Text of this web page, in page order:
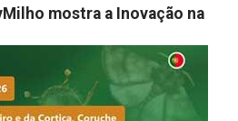
mostra a Inovação na